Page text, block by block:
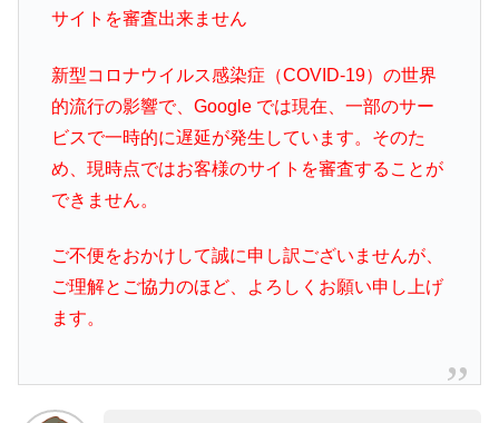
サイトを審査出来ません
新型コロナウイルス感染症（COVID-19）の世界
的流行の影響で、Google では現在、一部のサー
ビスで一時的に遅延が発生しています。そのた
め、現時点ではお客様のサイトを審査することが
できません。
ご不便をおかけして誠に申し訳ございませんが、
ご理解とご協力のほど、よろしくお願い申し上げ
ます。